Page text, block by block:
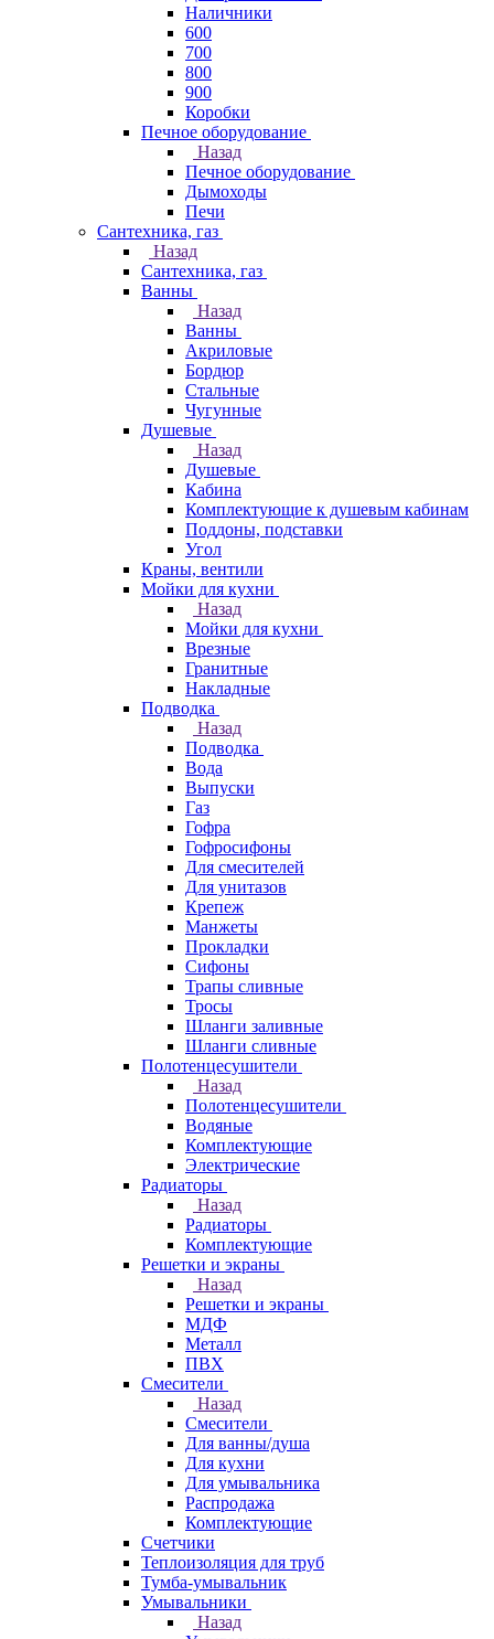
Наличники
600
700
800
900
Коробки
Печное оборудование
Назад
Печное оборудование
Дымоходы
Печи
Сантехника, газ
Назад
Сантехника, газ
Ванны
Назад
Ванны
Акриловые
Бордюр
Стальные
Чугунные
Душевые
Назад
Душевые
Кабина
Комплектующие к душевым кабинам
Поддоны, подставки
Угол
Краны, вентили
Мойки для кухни
Назад
Мойки для кухни
Врезные
Гранитные
Накладные
Подводка
Назад
Подводка
Вода
Выпуски
Газ
Гофра
Гофросифоны
Для смесителей
Для унитазов
Крепеж
Манжеты
Прокладки
Сифоны
Трапы сливные
Тросы
Шланги заливные
Шланги сливные
Полотенцесушители
Назад
Полотенцесушители
Водяные
Комплектующие
Электрические
Радиаторы
Назад
Радиаторы
Комплектующие
Решетки и экраны
Назад
Решетки и экраны
МДФ
Металл
ПВХ
Смесители
Назад
Смесители
Для ванны/душа
Для кухни
Для умывальника
Распродажа
Комплектующие
Счетчики
Теплоизоляция для труб
Тумба-умывальник
Умывальники
Назад